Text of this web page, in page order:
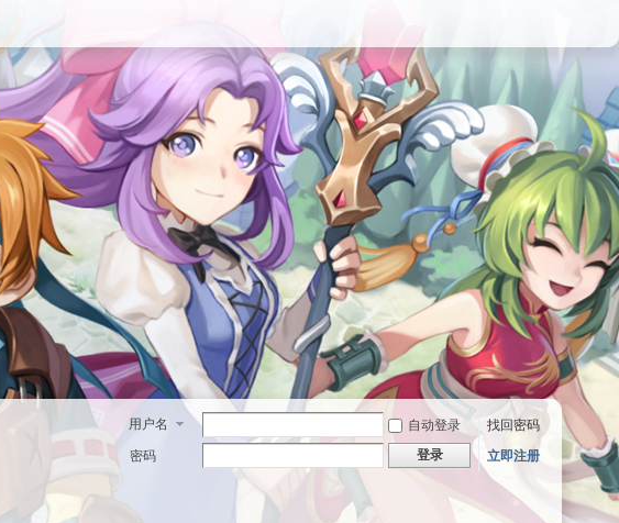
用户名 自动登录
找回密码
密码
登录 立即注册